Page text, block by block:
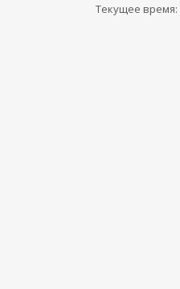
Текущее время: